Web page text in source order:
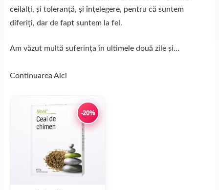
ceilalți, și toleranță, și înțelegere, pentru că suntem
diferiți, dar de fapt suntem la fel.
Am văzut multă suferința în ultimele două zile și…
Continuarea Aici
-20%